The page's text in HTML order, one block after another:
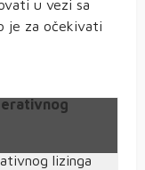
u vezi sa
je za očekivati
lizinga